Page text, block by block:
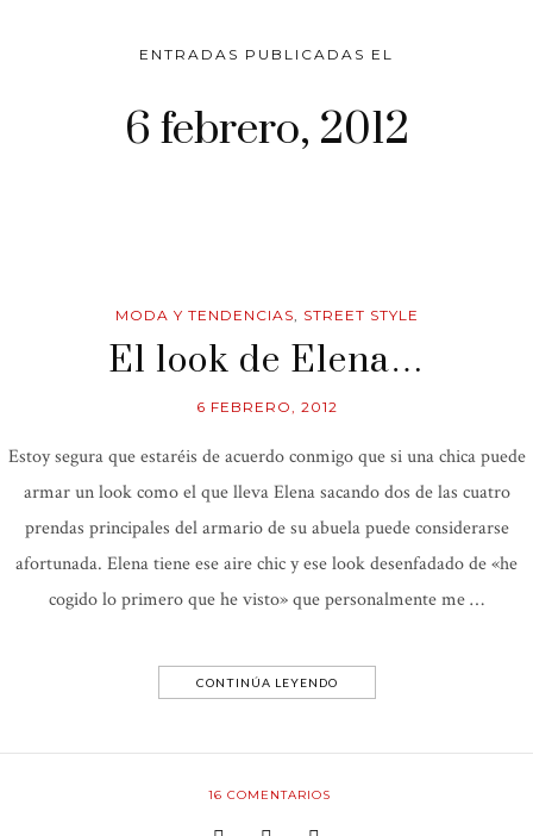
ENTRADAS PUBLICADAS EL
6 febrero, 2012
MODA Y TENDENCIAS, STREET STYLE
El look de Elena…
6 FEBRERO, 2012
Estoy segura que estaréis de acuerdo conmigo que si una chica puede
armar un look como el que lleva Elena sacando dos de las cuatro
prendas principales del armario de su abuela puede considerarse
afortunada. Elena tiene ese aire chic y ese look desenfadado de «he
cogido lo primero que he visto» que personalmente me …
CONTINÚA LEYENDO
16 COMENTARIOS